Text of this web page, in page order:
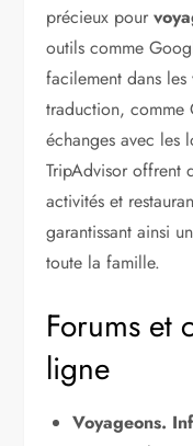
précieux pour
outils comme
facilement dans
traduction, comme
échanges avec les
TripAdvisor offrent
activités et
garantissant ainsi
toute la famille.
Forums et
ligne
Voyageons.